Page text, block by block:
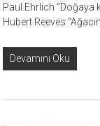
Paul Ehrlich “Doğaya
Hubert Reeves
Devamını Oku